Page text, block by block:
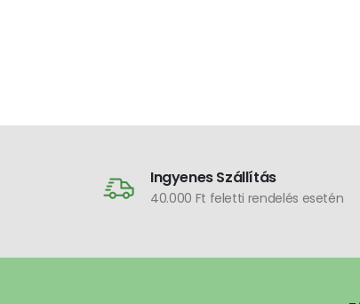
Ingyenes Szállítás
40.000 Ft feletti rendelés esetén